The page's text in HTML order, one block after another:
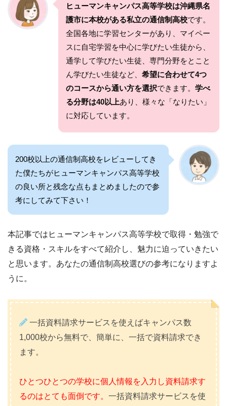
ヒューマンキャンパス高等学校は沖縄県名
護市に本校がある私立の通信制高校です。
全国各地に学習センターがあり、マイペー
スに自宅学習を中心に学びたい生徒から、
通学して学びたい生徒、専門分野をとこと
ん学びたい生徒など、 希望に合わせて4つ
のコースから通い方を選択できます。 学べ
る分野は40以上あり、様々な「なりたい」
に対応しています。
200校以上の通信制高校をレビューしてき
た僕たちがヒューマンキャンパス高等学校
の良い所と残念な点もまとめましたので参
考にしてみて下さい！
本記事ではヒューマンキャンパス高等学校で取得・勉強で
きる資格・スキルをすべて紹介し、魅力に迫っていきたい
と思います。あなたの通信制高校選びの参考になりますよ
うに。
一括資料請求サービスを使えばキャンパス数
1,000校から無料で、簡単に、一括で資料請求でき
ます。
ひとつひとつの学校に個人情報を入力し資料請求す
るのはとても面倒です。 一括資料請求サービスを使